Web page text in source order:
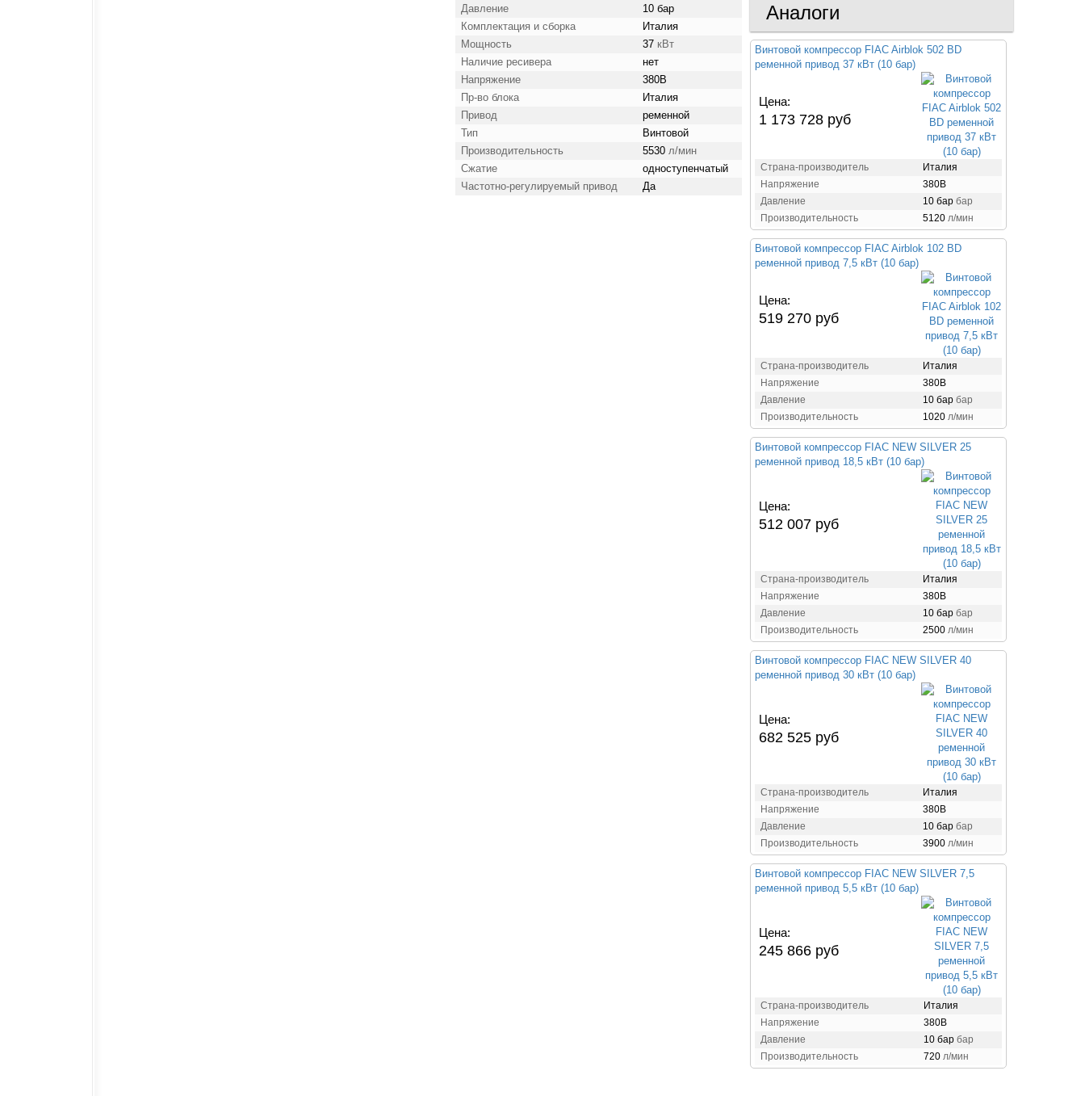
Давление
10 бар
Комплектация и сборка
Италия
Мощность
37 кВт
Наличие ресивера
нет
Напряжение
380В
Пр-во блока
Италия
Привод
ременной
Тип
Винтовой
Производительность
5530 л/мин
Сжатие
одноступенчатый
Частотно-регулируемый привод
Да
Аналоги
Винтовой компрессор FIAC Airblok 502 BD
ременной привод 37 кВт (10 бар)
Цена:
1 173 728 руб
Страна-производитель
Италия
Напряжение
380В
Давление
10 бар бар
Производительность
5120 л/мин
Винтовой компрессор FIAC Airblok 102 BD
ременной привод 7,5 кВт (10 бар)
Цена:
519 270 руб
Страна-производитель
Италия
Напряжение
380В
Давление
10 бар бар
Производительность
1020 л/мин
Винтовой компрессор FIAC NEW SILVER 25
ременной привод 18,5 кВт (10 бар)
Цена:
512 007 руб
Страна-производитель
Италия
Напряжение
380В
Давление
10 бар бар
Производительность
2500 л/мин
Винтовой компрессор FIAC NEW SILVER 40
ременной привод 30 кВт (10 бар)
Цена:
682 525 руб
Страна-производитель
Италия
Напряжение
380В
Давление
10 бар бар
Производительность
3900 л/мин
Винтовой компрессор FIAC NEW SILVER 7,5
ременной привод 5,5 кВт (10 бар)
Цена:
245 866 руб
Страна-производитель
Италия
Напряжение
380В
Давление
10 бар бар
Производительность
720 л/мин